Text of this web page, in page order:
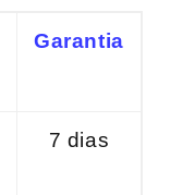
Garantia
7 dias